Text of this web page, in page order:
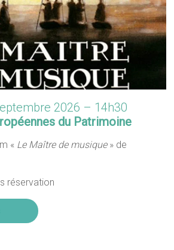
2026 – 14h30
du Patrimoine
« Le Maître de musique» de
réservation